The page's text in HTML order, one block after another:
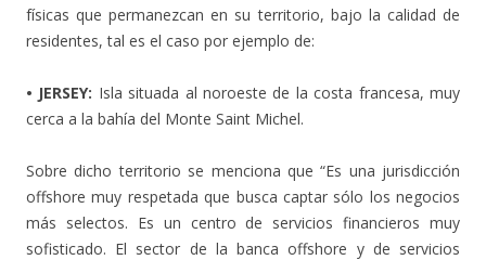
físicas que permanezcan en su territorio, bajo la calidad de
residentes, tal es el caso por ejemplo de:
• JERSEY: Isla situada al noroeste de la costa francesa, muy
cerca a la bahía del Monte Saint Michel.
Sobre dicho territorio se menciona que “Es una jurisdicción
offshore muy respetada que busca captar sólo los negocios
más selectos. Es un centro de servicios financieros muy
sofisticado. El sector de la banca offshore y de servicios